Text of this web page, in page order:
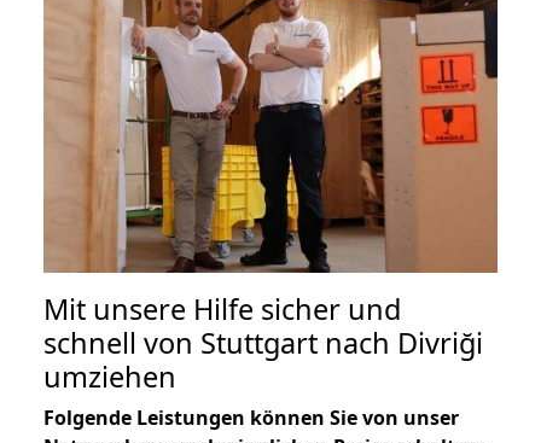
Mit unsere Hilfe sicher und
schnell von Stuttgart nach Divriği
umziehen
Folgende Leistungen können Sie von unser